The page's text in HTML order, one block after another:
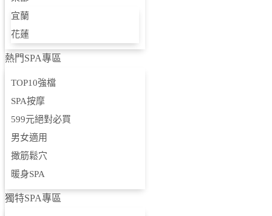
宜蘭
花蓮
熱門SPA專區
TOP10強檔
SPA按摩
599元絕對必買
男女適用
撖筋鬆穴
暖身SPA
獨特SPA專區
嘉義
台南
東部
宜蘭
花蓮
熱門SPA專區